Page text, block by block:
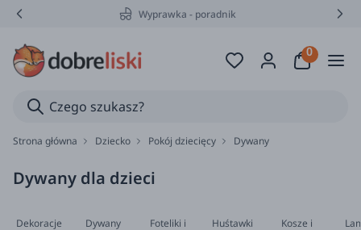
Wyprawka - poradnik
Strona główna Dziecko Pokój dziecięcy Dywany
Dywany dla dzieci
Dekoracje
Dywany
Foteliki i
Huśtawki
Kosze i